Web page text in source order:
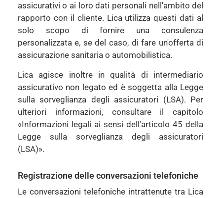
assicurativi o ai loro dati personali nell'ambito del
rapporto con il cliente. Lica utilizza questi dati al
solo scopo di fornire una consulenza
personalizzata e, se del caso, di fare un'offerta di
assicurazione sanitaria o automobilistica.
Lica agisce inoltre in qualità di intermediario
assicurativo non legato ed è soggetta alla Legge
sulla sorveglianza degli assicuratori (LSA). Per
ulteriori informazioni, consultare il capitolo
«Informazioni legali ai sensi dell’articolo 45 della
Legge sulla sorveglianza degli assicuratori
(LSA)».
Registrazione delle conversazioni telefoniche
Le conversazioni telefoniche intrattenute tra Lica